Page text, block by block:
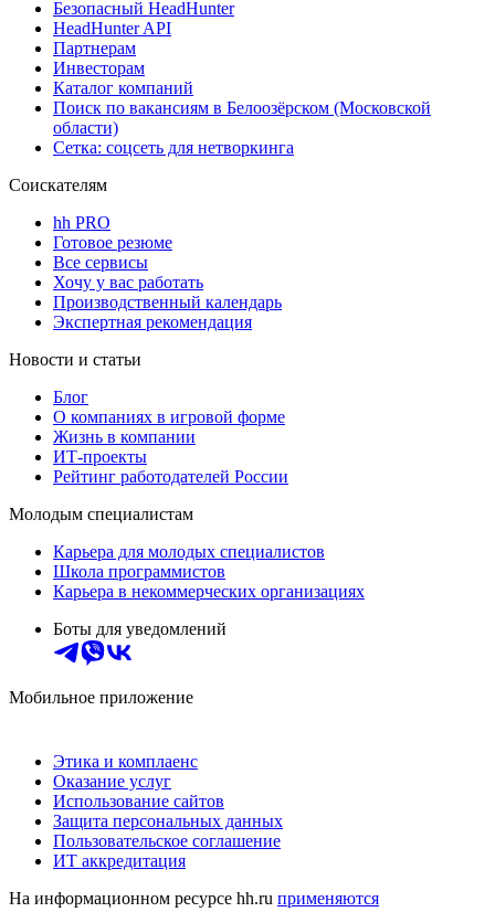
Безопасный HeadHunter
HeadHunter API
Партнерам
Инвесторам
Каталог компаний
Поиск по вакансиям в Белоозёрском (Московской
области)
Сетка: соцсеть для нетворкинга
Соискателям
hh PRO
Готовое резюме
Все сервисы
Хочу у вас работать
Производственный календарь
Экспертная рекомендация
Новости и статьи
Блог
О компаниях в игровой форме
Жизнь в компании
ИТ-проекты
Рейтинг работодателей России
Молодым специалистам
Карьера для молодых специалистов
Школа программистов
Карьера в некоммерческих организациях
Боты для уведомлений
Мобильное приложение
Этика и комплаенс
Оказание услуг
Использование сайтов
Защита персональных данных
Пользовательское соглашение
ИТ аккредитация
На информационном ресурсе hh.ru применяются